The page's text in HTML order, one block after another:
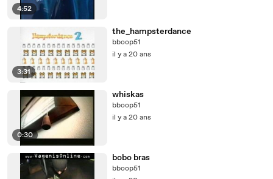
4:52
3:31
the_hampsterdance
bboop51
il y a 20 ans
0:30
whiskas
bboop51
il y a 20 ans
bobo bras
bboop51